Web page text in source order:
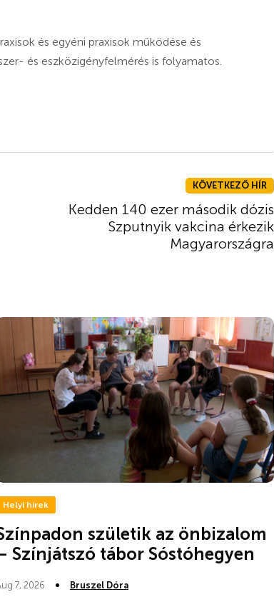
és egyéni praxisok működése és
és eszközigényfelmérés is folyamatos.
KÖVETKEZŐ HÍR
Kedden 140 ezer második dózis
Szputnyik vakcina érkezik
Magyarországra
Helyi hírek
születik az önbizalom
Színjátszó tábor Sóstóhegyen
7, 2026 Bruszel Dóra